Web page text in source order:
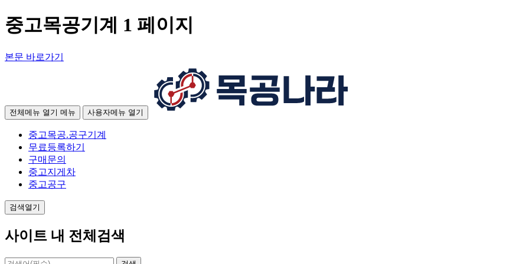
중고목공기계 1 페이지
본문 바로가기
전체메뉴 열기 메뉴 사용자메뉴 열기
중고목공.공구기계
무료등록하기
구매문의
중고지게차
중고공구
검색열기
사이트 내 전체검색